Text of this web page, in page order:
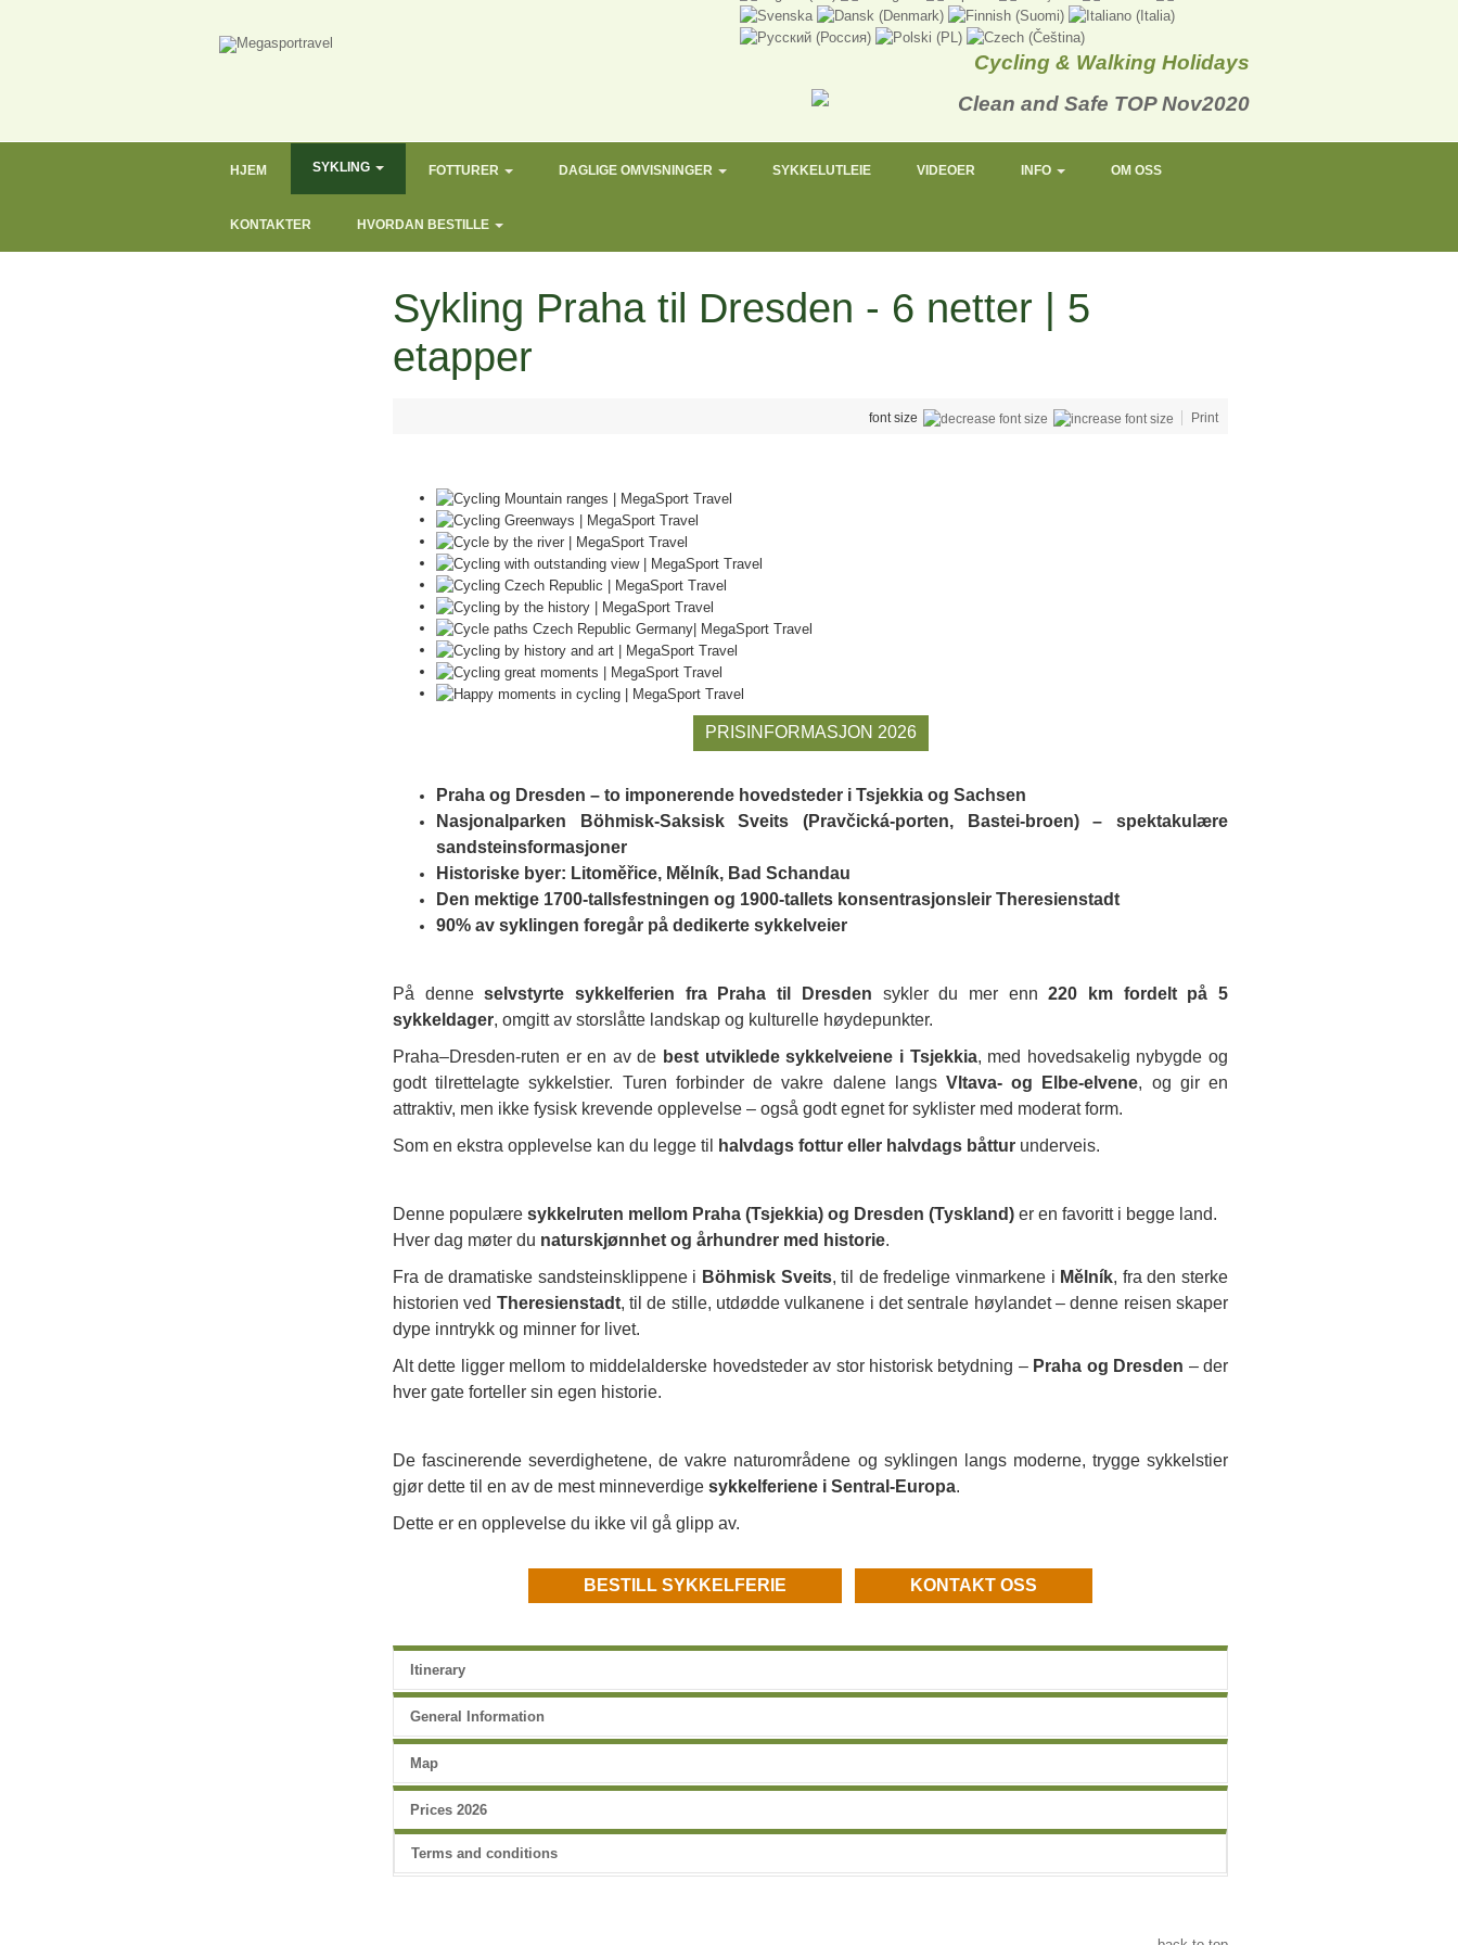
Cycling & Walking Holidays
HJEM SYKLING FOTTURER DAGLIGE OMVISNINGER SYKKELUTLEIE VIDEOER INFO OM OSS
KONTAKTER HVORDAN BESTILLE
Sykling Praha til Dresden - 6 netter | 5
etapper
font size Print
PRISINFORMASJON 2026
Praha og Dresden – to imponerende hovedsteder i Tsjekkia og Sachsen
Nasjonalparken Böhmisk-Saksisk Sveits (Pravčická-porten, Bastei-broen) – spektakulære
sandsteinsformasjoner
Historiske byer: Litoměřice, Mělník, Bad Schandau
Den mektige 1700-tallsfestningen og 1900-tallets konsentrasjonsleir Theresienstadt
90% av syklingen foregår på dedikerte sykkelveier
På denneselvstyrte sykkelferien fra Praha til Dresden sykler du mer enn220 km fordelt på 5
sykkeldager, omgitt av storslåtte landskap og kulturelle høydepunkter.
Praha–Dresden-ruten er en av de best utviklede sykkelveiene i Tsjekkia, med hovedsakelig nybygde og
godt tilrettelagte sykkelstier. Turen forbinder de vakre dalene langs Vltava- og Elbe-elvene, og gir en
attraktiv, men ikke fysisk krevende opplevelse – også godt egnet for syklister med moderat form.
Som en ekstra opplevelse kan du legge til
halvdags fottur eller halvdags båttur underveis.
Denne populære sykkelruten mellom Praha (Tsjekkia) og Dresden (Tyskland) er en favoritt i begge land.
Hver dag møter du naturskjønnhet og århundrer med historie.
Fra de dramatiske sandsteinsklippene i Böhmisk Sveits, til de fredelige vinmarkene i Mělník, fra den sterke
historien ved Theresienstadt, til de stille, utdødde vulkanene i det sentrale høylandet – denne reisen skaper
dype inntrykk og minner for livet.
Alt dette ligger mellom to middelalderske hovedsteder av stor historisk betydning – Praha og Dresden – der
hver gate forteller sin egen historie.
De fascinerende severdighetene, de vakre naturområdene og syklingen langs moderne, trygge sykkelstier
gjør dette til en av de mest minneverdige sykkelferiene i Sentral-Europa.
Dette er en opplevelse du ikke vil gå glipp av.
BESTILL SYKKELFERIE KONTAKT OSS
Itinerary
General Information
Map
Prices 2026
Terms and conditions